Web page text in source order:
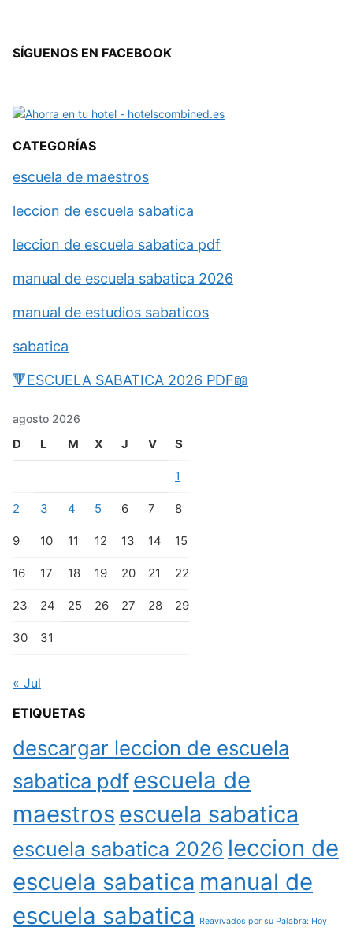
SÍGUENOS EN FACEBOOK
CATEGORÍAS
escuela de maestros
leccion de escuela sabatica
leccion de escuela sabatica pdf
manual de escuela sabatica 2026
manual de estudios sabaticos
sabatica
🔻ESCUELA SABATICA 2026 PDF📖
agosto 2026
D L M X J V S
1
2 3 4 5 6 7 8
9 10 11 12 13 14 15
16 17 18 19 20 21 22
23 24 25 26 27 28 29
30 31
« Jul
ETIQUETAS
descargar leccion de escuela
sabatica pdfescuela de
maestros escuela sabatica
escuela sabatica 2026 leccion de
escuela sabatica manual de
escuela sabatica
Reavivados por su Palabra: Hoy